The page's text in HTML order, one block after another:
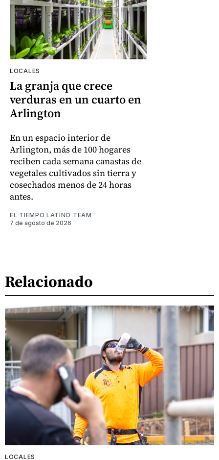
LOCALES
La granja que crece
verduras en un cuarto en
Arlington
En un espacio interior de
Arlington, más de 100 hogares
reciben cada semana canastas de
vegetales cultivados sin tierra y
cosechados menos de 24 horas
antes.
EL TIEMPO LATINO TEAM
7 de agosto de 2026
Relacionado
LOCALES